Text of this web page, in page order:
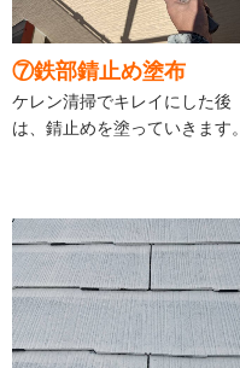
⑦鉄部錆止め塗布
ケレン清掃でキレイにした後
は、錆止めを塗っていきます。